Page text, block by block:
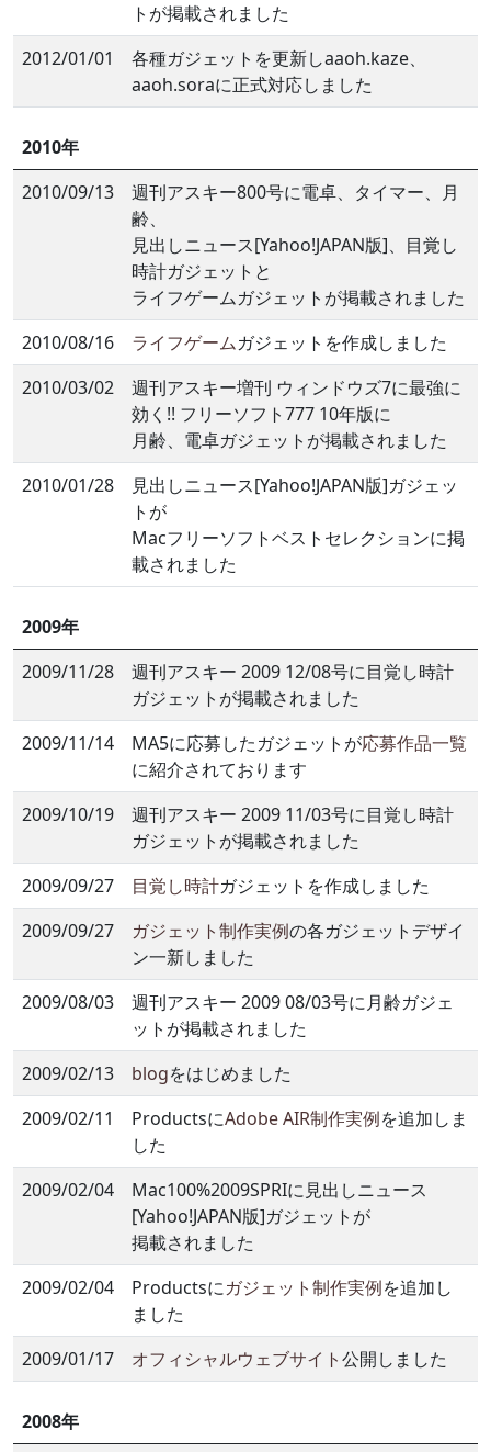
トが掲載されました
2012/01/01
各種ガジェットを更新しaaoh.kaze、
aaoh.soraに正式対応しました
2010年
2010/09/13
週刊アスキー800号に電卓、タイマー、月
齢、
見出しニュース[Yahoo!JAPAN版]、目覚し
時計ガジェットと
ライフゲームガジェットが掲載されました
2010/08/16
ライフゲームガジェットを作成しました
2010/03/02
週刊アスキー増刊 ウィンドウズ7に最強に
効く!! フリーソフト777 10年版に
月齢、電卓ガジェットが掲載されました
2010/01/28
見出しニュース[Yahoo!JAPAN版]ガジェッ
トが
Macフリーソフトベストセレクションに掲
載されました
2009年
2009/11/28
週刊アスキー 2009 12/08号に目覚し時計
ガジェットが掲載されました
2009/11/14
MA5に応募したガジェットが応募作品一覧
に紹介されております
2009/10/19
週刊アスキー 2009 11/03号に目覚し時計
ガジェットが掲載されました
2009/09/27
目覚し時計ガジェットを作成しました
2009/09/27
ガジェット制作実例の各ガジェットデザイ
ン一新しました
2009/08/03
週刊アスキー 2009 08/03号に月齢ガジェ
ットが掲載されました
2009/02/13
blogをはじめました
2009/02/11
ProductsにAdobe AIR制作実例を追加しま
した
2009/02/04
Mac100%2009SPRIに見出しニュース
[Yahoo!JAPAN版]ガジェットが
掲載されました
2009/02/04
Productsにガジェット制作実例を追加し
ました
2009/01/17
オフィシャルウェブサイト公開しました
2008年